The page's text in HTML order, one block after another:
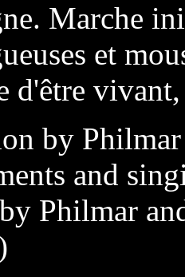
Marche
et
d'être
by Philmar
and
Philmar